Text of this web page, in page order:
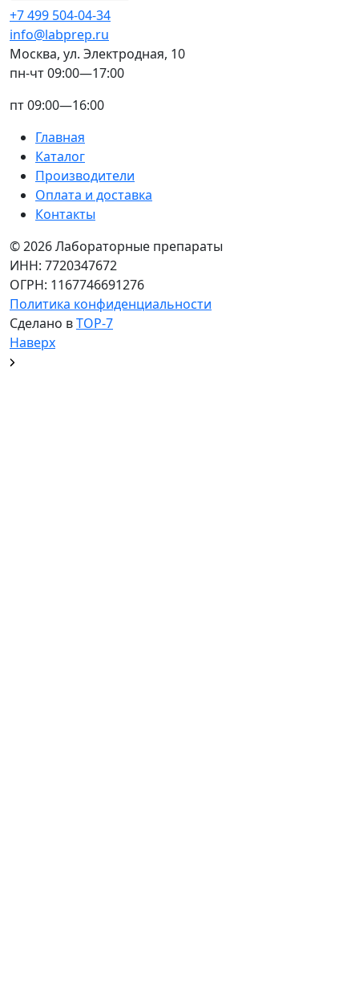
Главная
Каталог
Производители
Оплата и доставка
Контакты
+7 499 504-04-34
info@labprep.ru
Москва, ул. Электродная, 10
пн-чт 09:00—17:00
пт 09:00—16:00
© 2026 Лабораторные препараты
ИНН: 7720347672
ОГРН: 1167746691276
Политика конфиденциальности
Сделано вTOP-7
Наверх